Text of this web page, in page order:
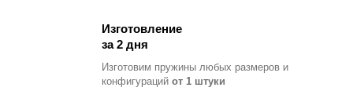
Изготовление
за 2 дня
Изготовим пружины любых размеров и
конфигураций от 1 штуки